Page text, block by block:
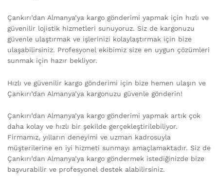
Çankırı’dan Almanya’ya kargo gönderimi yapmak için hızlı ve
güvenilir lojistik hizmetleri sunuyoruz. Siz de kargonuzu
güvenle ulaştırmak ve işlerinizi kolaylaştırmak için bize
ulaşabilirsiniz. Profesyonel ekibimiz size en uygun çözümleri
sunmak için hazır bekliyor.
Hızlı ve güvenilir kargo gönderimi için bize hemen ulaşın ve
Çankırı’dan Almanya’ya kargonuzu güvenle gönderin!
Çankırı’dan Almanya’ya kargo gönderimi yapmak artık çok
daha kolay ve hızlı bir şekilde gerçekleştirilebiliyor.
Firmamız, yılların deneyimi ve uzman kadrosuyla
müşterilerine en iyi hizmeti sunmayı amaçlamaktadır. Siz de
Çankırı’dan Almanya’ya kargo göndermek istediğinizde bize
başvurabilir ve profesyonel destek alabilirsiniz.